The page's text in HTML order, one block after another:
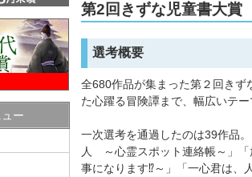
第2回きずな児童書大賞
選考概要
全680作品が集まった第２回きず
た心躍る冒険譚まで、幅広いテ
一次選考を通過したのは39作品
人 ～心霊スポット連絡帳～」「
事になります⁉︎～」「一心君は、
ー